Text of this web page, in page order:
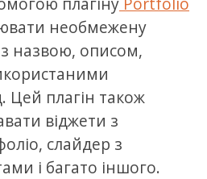
необмежену
з назвою, описом,
Цей плагін також
віджети з
слайдер з
і багато іншого.